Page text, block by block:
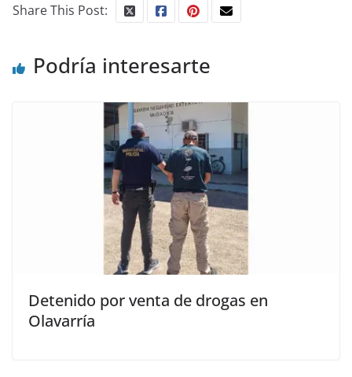
Share This Post:
Podría interesarte
Detenido por venta de drogas en
Olavarría